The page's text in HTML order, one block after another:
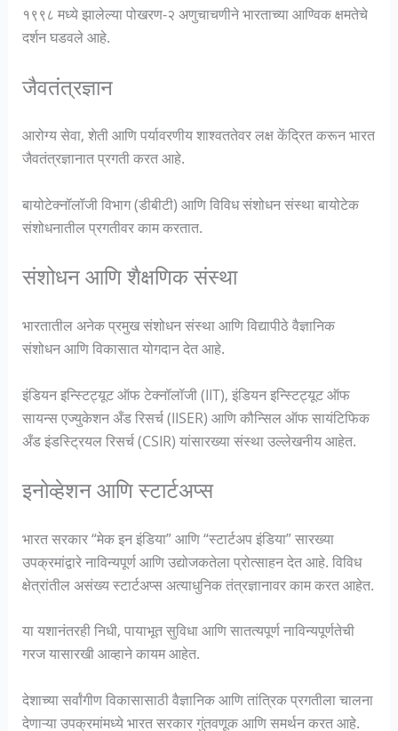
१९९८ मध्ये झालेल्या पोखरण-२ अणुचाचणीने भारताच्या आण्विक क्षमतेचे
दर्शन घडवले आहे.
जैवतंत्रज्ञान
आरोग्य सेवा, शेती आणि पर्यावरणीय शाश्वततेवर लक्ष केंद्रित करून भारत
जैवतंत्रज्ञानात प्रगती करत आहे.
बायोटेक्नॉलॉजी विभाग (डीबीटी) आणि विविध संशोधन संस्था बायोटेक
संशोधनातील प्रगतीवर काम करतात.
संशोधन आणि शैक्षणिक संस्था
भारतातील अनेक प्रमुख संशोधन संस्था आणि विद्यापीठे वैज्ञानिक
संशोधन आणि विकासात योगदान देत आहे.
इंडियन इन्स्टिट्यूट ऑफ टेक्नॉलॉजी (IIT), इंडियन इन्स्टिट्यूट ऑफ
सायन्स एज्युकेशन अँड रिसर्च (IISER) आणि कौन्सिल ऑफ सायंटिफिक
अँड इंडस्ट्रियल रिसर्च (CSIR) यांसारख्या संस्था उल्लेखनीय आहेत.
इनोव्हेशन आणि स्टार्टअप्स
भारत सरकार “मेक इन इंडिया” आणि “स्टार्टअप इंडिया” सारख्या
उपक्रमांद्वारे नाविन्यपूर्ण आणि उद्योजकतेला प्रोत्साहन देत आहे. विविध
क्षेत्रांतील असंख्य स्टार्टअप्स अत्याधुनिक तंत्रज्ञानावर काम करत आहेत.
या यशानंतरही निधी, पायाभूत सुविधा आणि सातत्यपूर्ण नाविन्यपूर्णतेची
गरज यासारखी आव्हाने कायम आहेत.
देशाच्या सर्वांगीण विकासासाठी वैज्ञानिक आणि तांत्रिक प्रगतीला चालना
देणाऱ्या उपक्रमांमध्ये भारत सरकार गुंतवणूक आणि समर्थन करत आहे.